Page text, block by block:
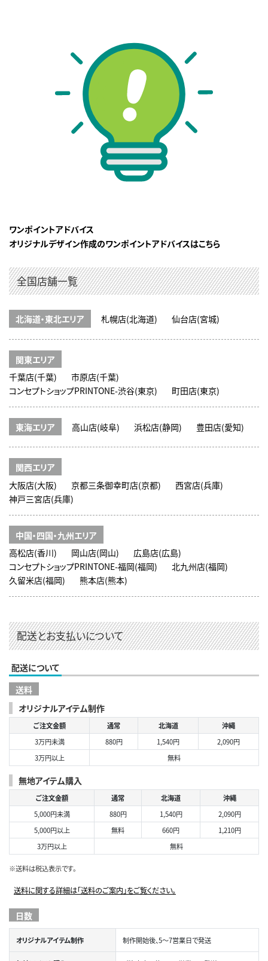
ワンポイントアドバイス
オリジナルデザイン作成のワンポイントアドバイスはこちら
全国店舗一覧
北海道・東北エリア 札幌店(北海道) 仙台店(宮城)
関東エリア
千葉店(千葉)
市原店(千葉)
コンセプトショップPRINTONE-渋谷(東京)
町田店(東京)
東海エリア 高山店(岐阜) 浜松店(静岡) 豊田店(愛知)
関西エリア
大阪店(大阪)
京都三条御幸町店(京都)
西宮店(兵庫)
神戸三宮店(兵庫)
中国・四国・九州エリア
高松店(香川)
岡山店(岡山)
広島店(広島)
コンセプトショップPRINTONE-福岡(福岡)
北九州店(福岡)
久留米店(福岡)
熊本店(熊本)
配送とお支払いについて
配送について
送料
オリジナルアイテム制作
ご注文金額 通常 北海道
沖縄
3万円未満
880円 1,540円
2,090円
3万円以上
無料
無地アイテム購入
ご注文金額 通常 北海道
沖縄
5,000円未満
880円 1,540円
2,090円
5,000円以上
無料 660円
1,210円
3万円以上
無料
※送料は税込表示です。
送料に関する詳細は「送料のご案内」をご覧ください。
日数
オリジナルアイテム制作 制作開始後、5～7営業日で発送